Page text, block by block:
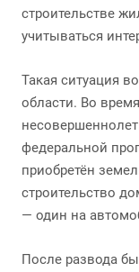
строительстве
учитываться
Такая ситуация
области. Во
федеральной
приобретён
строительство
— один на
После развода